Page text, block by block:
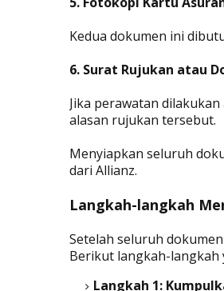
Kedua dokumen ini
6. Surat Rujukan atau
Jika perawatan
alasan rujukan tersebut.
Menyiapkan seluruh
dari Allianz.
Langkah-langkah
Setelah seluruh
Berikut langkah-langkah
Langkah 1: